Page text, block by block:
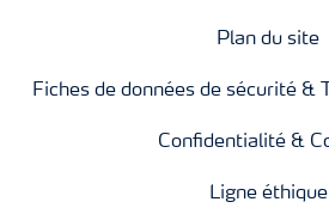
Plan du site
Fiches de données de sécurité &
Confidentialité &
Ligne éthique